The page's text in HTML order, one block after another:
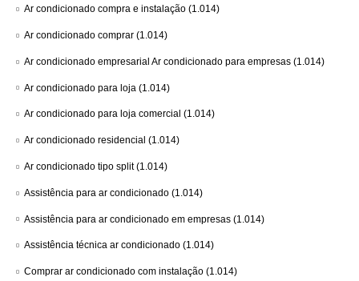
Ar condicionado compra e instalação (1.014)
Ar condicionado comprar (1.014)
Ar condicionado empresarial Ar condicionado para empresas (1.014)
Ar condicionado para loja (1.014)
Ar condicionado para loja comercial (1.014)
Ar condicionado residencial (1.014)
Ar condicionado tipo split(1.014)
Assistência para ar condicionado (1.014)
Assistência para ar condicionado em empresas (1.014)
Assistência técnica ar condicionado (1.014)
Comprar ar condicionado com instalação (1.014)